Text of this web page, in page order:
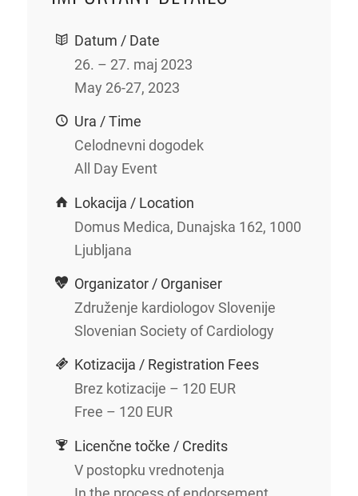
Datum / Date
26. – 27. maj 2023
May 26-27, 2023
Ura / Time
Celodnevni dogodek
All Day Event
Lokacija / Location
Domus Medica, Dunajska 162, 1000
Ljubljana
Organizator / Organiser
Združenje kardiologov Slovenije
Slovenian Society of Cardiology
Kotizacija / Registration Fees
Brez kotizacije – 120 EUR
Free – 120 EUR
Licenčne točke / Credits
V postopku vrednotenja